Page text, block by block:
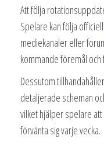
Att följa
Spelare kan följa
mediekanaler eller
kommande föremål
Dessutom
detaljerade scheman
vilket hjälper spelare
förvänta sig varje vecka.